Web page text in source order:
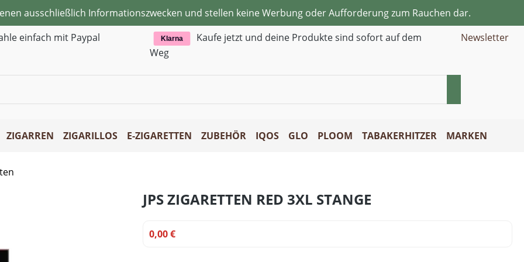
ausschließlich Informationszwecken und stellen keine Werbung oder Aufforderung zum Rauchen dar.
einfach mit Paypal Klarna
Kaufe jetzt und deine Produkte sind sofort auf dem
Weg
Newsletter
ZIGARREN ZIGARILLOS E-ZIGARETTEN ZUBEHÖR IQOS GLO PLOOM TABAKERHITZER MARKEN
JPS ZIGARETTEN RED 3XL STANGE
0,00 €